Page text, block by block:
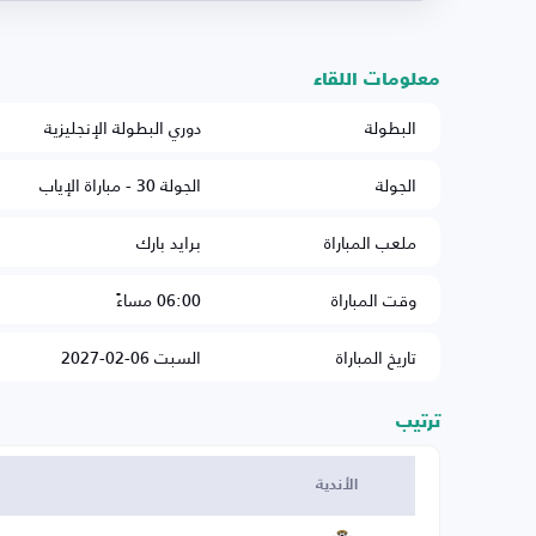
معلومات اللقاء
البطولة
دوري البطولة الإنجليزية
الجولة
الجولة 30 - مباراة الإياب
ملعب المباراة
برايد بارك
وقت المباراة
06:00 مساءً
تاريخ المباراة
السبت 06-02-2027
ترتيب
الأندية